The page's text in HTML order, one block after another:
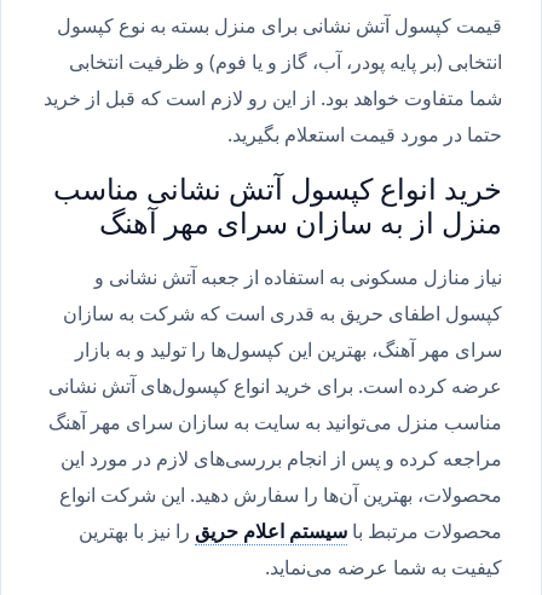
قیمت کپسول آتش نشانی برای منزل بسته به نوع کپسول
انتخابی (بر پایه پودر، آب، گاز و یا فوم) و ظرفیت انتخابی
شما متفاوت خواهد بود. از این رو لازم است که قبل از خرید
حتما در مورد قیمت استعلام بگیرید.
خرید انواع کپسول آتش نشانی مناسب
منزل از به سازان سرای مهر آهنگ
نیاز منازل مسکونی به استفاده از جعبه آتش نشانی و
کپسول اطفای حریق به قدری است که شرکت به سازان
سرای مهر آهنگ، بهترین این کپسول‌ها را تولید و به بازار
عرضه کرده است. برای خرید انواع کپسول‌های آتش نشانی
مناسب منزل می‌توانید به سایت به سازان سرای مهر آهنگ
مراجعه کرده و پس از انجام بررسی‌های لازم در مورد این
محصولات، بهترین آن‌ها را سفارش دهید. این شرکت انواع
محصولات مرتبط با سیستم اعلام حریقرا نیز با بهترین
کیفیت به شما عرضه می‌نماید.